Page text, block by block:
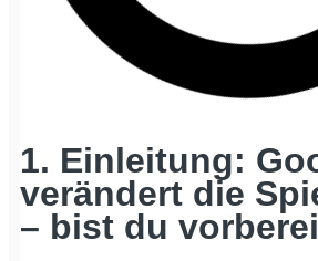
1. Einleitung:
verändert die
– bist du